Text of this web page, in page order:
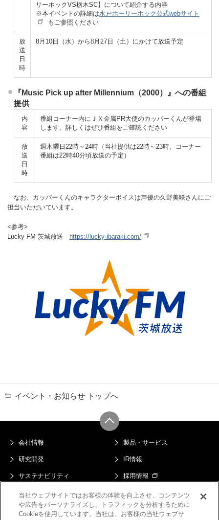
リーホックVS栃木SC】について紹介する内容
※本イベントの詳細は水戸ホーリーホック公式webサイト
もご参照ください
放
送
日
時
8月10日（水）から8月27日（土）にかけて放送予定
『Music Pick up after Millennium（2000）』への番組
提供
内
容
番組コーナー内にＪＸ金属PR大使のカッパーくんが登場
します。詳しくはぜひ番組をご確認ください
放
送
日
時
週木曜日22時～24時（当社提供は22時～23時、コーナー
番組は22時40分頃放送の予定）
なお、カッパーくんのキャラクターボイスは声優の久野美咲さんにご
担当いただいています。
<参考>
Lucky FM 茨城放送
https://lucky-ibaraki.com/
イベント・お知らせ トップへ
会社情報 製品・サービス
研究開発 IR情報
サステナビリティ 採用情報
ニュース
プライバシーポリシー マルチステークホルダー方針
当社ウェブサイトではお客様の体験を向上させ、コンテンツ
や広告をパーソナライズし、トラフィックを分析するために
Cookieを使用しています。当社は、お客様の当社ウェブサ